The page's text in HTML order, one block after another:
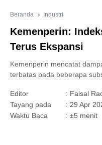
Beranda Industri
Kemenperin:
Terus Ekspansi
Kemenperin mencatat
terbatas pada beberapa
Editor : Faisal
Tayang pada
: 29 Apr
Waktu Baca
: ±5 menit